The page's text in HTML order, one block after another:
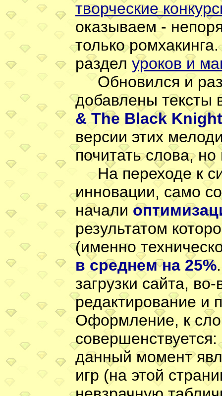
творческие
оказываем -
только
раздел уроков и
Обновился и
добавлены тексты
& The Black Knight
версии этих
почитать слова,
На переходе к
инновации, само
начали
результатом
(именно
в среднем на 25%
загрузки сайта,
редактирование и
Оформление, к
данный момент
игр (на этой